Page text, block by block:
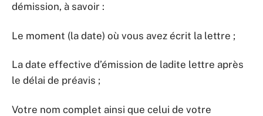
démission, à savoir :
Le moment (la date) où vous avez écrit la lettre ;
La date effective d’émission de ladite lettre après
le délai de préavis ;
Votre nom complet ainsi que celui de votre